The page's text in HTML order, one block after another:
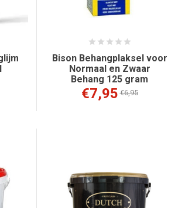
Bison Behangplaksel voor
Normaal en Zwaar
Behang 125 gram
€7,95 €6,95